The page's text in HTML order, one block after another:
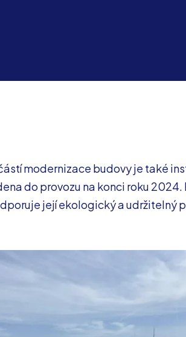
modernizace budovy je také
do provozu na konci roku
její ekologický a udržitelný